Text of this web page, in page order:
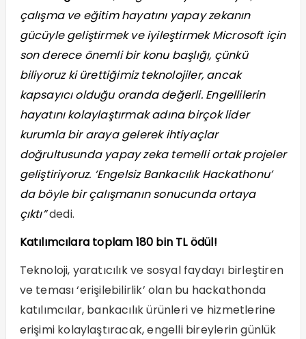
çalışma ve eğitim hayatını yapay zekanın
gücüyle geliştirmek ve iyileştirmek Microsoft için
son derece önemli bir konu başlığı, çünkü
biliyoruz ki ürettiğimiz teknolojiler, ancak
kapsayıcı olduğu oranda değerli. Engellilerin
hayatını kolaylaştırmak adına birçok lider
kurumla bir araya gelerek ihtiyaçlar
doğrultusunda yapay zeka temelli ortak projeler
geliştiriyoruz. ‘Engelsiz Bankacılık Hackathonu’
da böyle bir çalışmanın sonucunda ortaya
çıktı”dedi.
Katılımcılara toplam 180 bin TL ödül!
Teknoloji, yaratıcılık ve sosyal faydayı birleştiren
ve teması ‘erişilebilirlik’ olan bu hackathonda
katılımcılar, bankacılık ürünleri ve hizmetlerine
erişimi kolaylaştıracak, engelli bireylerin günlük